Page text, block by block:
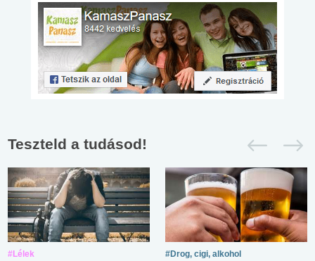
Teszteld a tudásod!
#Lélek #Drog, cigi, alkohol